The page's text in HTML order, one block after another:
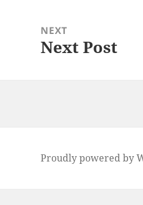
NEXT
Next
Next Post
Proudly powered by